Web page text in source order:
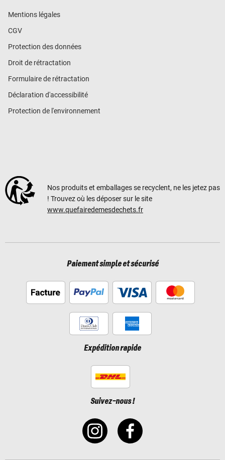
Mentions légales
CGV
Protection des données
Droit de rétractation
Formulaire de rétractation
Déclaration d'accessibilité
Protection de l'environnement
Nos produits et emballages se recyclent, ne les jetez pas
! Trouvez où les déposer sur le site
www.quefairedemesdechets.fr
Paiement simple et sécurisé
Expédition rapide
Suivez-nous !